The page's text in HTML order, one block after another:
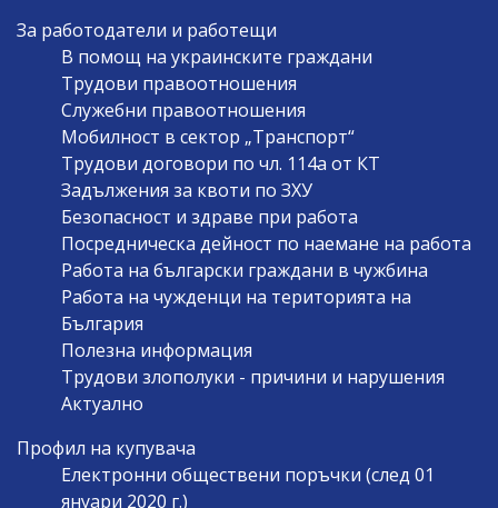
За работодатели и работещи
В помощ на украинските граждани
Трудови правоотношения
Служебни правоотношения
Мобилност в сектор „Транспорт“
Трудови договори по чл. 114а от КТ
Задължения за квоти по ЗХУ
Безопасност и здраве при работа
Посредническа дейност по наемане на работа
Работа на български граждани в чужбина
Работа на чужденци на територията на
България
Полезна информация
Трудови злополуки - причини и нарушения
Актуално
Профил на купувача
Електронни обществени поръчки (след 01
януари 2020 г.)